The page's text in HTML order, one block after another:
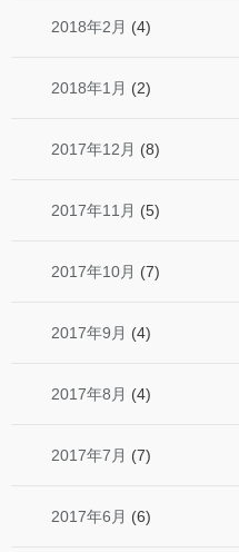
2018年2月 (4)
2018年1月 (2)
2017年12月 (8)
2017年11月 (5)
2017年10月 (7)
2017年9月 (4)
2017年8月 (4)
2017年7月 (7)
2017年6月 (6)